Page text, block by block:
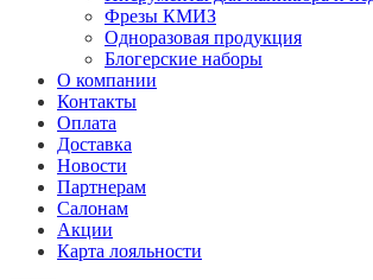
Фрезы КМИЗ
Одноразовая продукция
Блогерские наборы
О компании
Контакты
Оплата
Доставка
Новости
Партнерам
Салонам
Акции
Карта лояльности